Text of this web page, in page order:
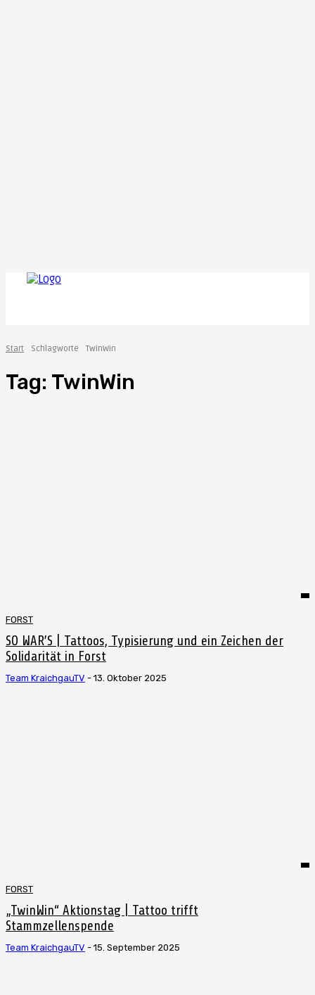
Start Schlagworte TwinWin
Tag: TwinWin
FORST
SO WAR’S | Tattoos, Typisierung und ein Zeichen der
Solidarität in Forst
Team KraichgauTV - 13. Oktober 2025
FORST
„TwinWin“ Aktionstag | Tattoo trifft
Stammzellenspende
Team KraichgauTV - 15. September 2025